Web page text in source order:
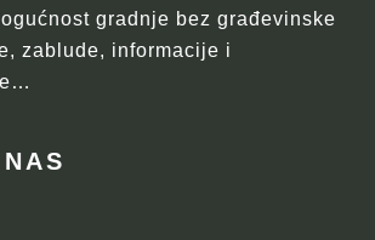
gradnje bez građevinske
zablude, informacije i